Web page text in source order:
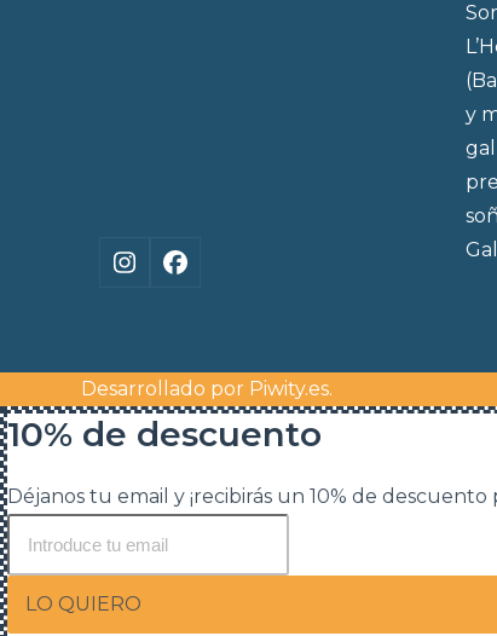
Instagram
Facebook
y
Desarrollado por Piwity.es.
10% de descuento
Déjanos tu email y ¡recibirás un 10% de
LO QUIERO